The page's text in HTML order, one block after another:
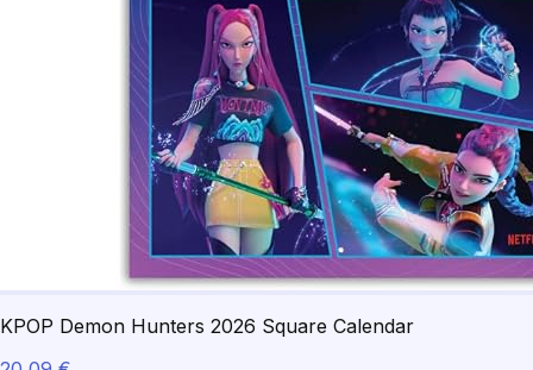
KPOP Demon Hunters 2026 Square Calendar